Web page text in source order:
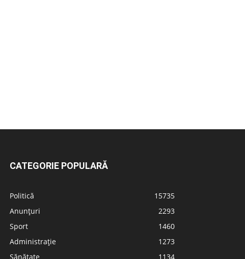
CATEGORIE POPULARĂ
Politică
15735
Anunțuri
2293
Sport
1460
Administrație
1273
Sănătate
1134